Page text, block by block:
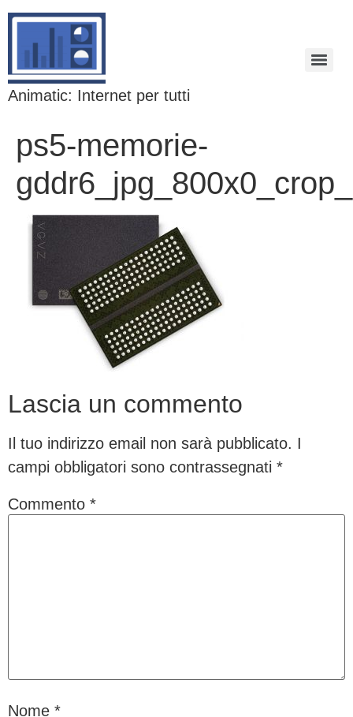
Animatic: Internet per tutti
ps5-memorie-
Lascia un commento
Il tuo indirizzo email non sarà pubblicato. I
campi obbligatori sono contrassegnati *
Commento *
Nome *